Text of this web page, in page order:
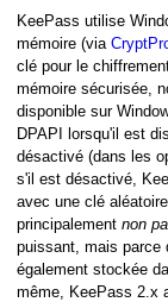
KeePass utilise
mémoire (via
clé pour le
mémoire sécurisée,
disponible sur
DPAPI lorsqu'il est
désactivé (dans les
s'il est désactivé,
avec une clé
principalement non
puissant, mais parce
également stockée
même, KeePass 2.x